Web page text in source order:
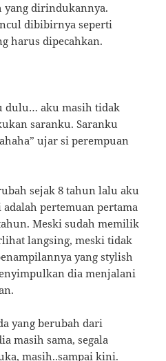
yang dirindukannya.
dibibirnya seperti
harus dipecahkan.
dulu… aku masih tidak
saranku. Saranku
ujar si perempuan
sejak 8 tahun lalu aku
pertemuan pertama
Meski sudah memilik
langsing, meski tidak
yang stylish
dia menjalani
yang berubah dari
masih sama, segala
masih..sampai kini.